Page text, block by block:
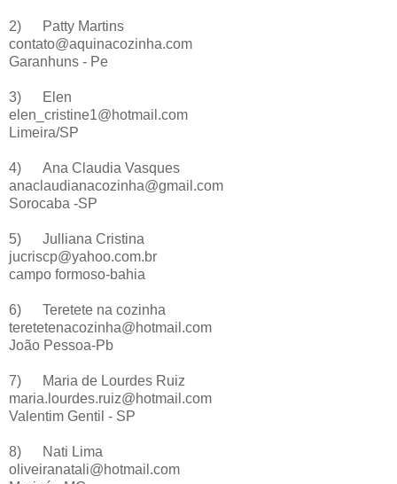
2)
Patty Martins
contato@aquinacozinha.com
Garanhuns - Pe
3)
Elen
elen_cristine1@hotmail.com
Limeira/SP
4)
Ana Claudia Vasques
anaclaudianacozinha@gmail.com
Sorocaba -SP
5)
Julliana Cristina
jucriscp@yahoo.com.br
campo formoso-bahia
6)
Teretete na cozinha
teretetenacozinha@hotmail.com
João Pessoa-Pb
7)
Maria de Lourdes Ruiz
maria.lourdes.ruiz@hotmail.com
Valentim Gentil - SP
8)
Nati Lima
oliveiranatali@hotmail.com